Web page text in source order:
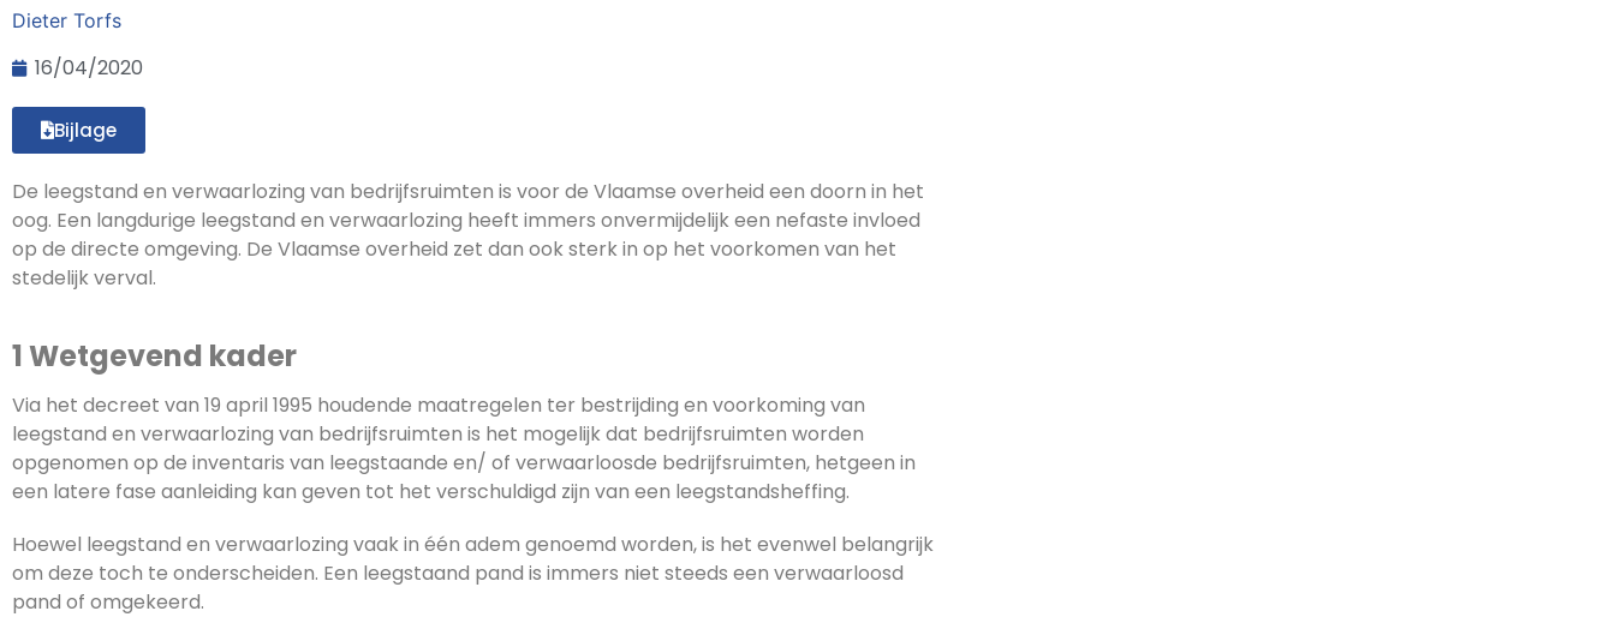
Dieter Torfs
16/04/2020
Bijlage
De leegstand en verwaarlozing van bedrijfsruimten is voor de Vlaamse overheid een doorn in het
oog. Een langdurige leegstand en verwaarlozing heeft immers onvermijdelijk een nefaste invloed
op de directe omgeving. De Vlaamse overheid zet dan ook sterk in op het voorkomen van het
stedelijk verval.
1 Wetgevend kader
Via het decreet van 19 april 1995 houdende maatregelen ter bestrijding en voorkoming van
leegstand en verwaarlozing van bedrijfsruimten is het mogelijk dat bedrijfsruimten worden
opgenomen op de inventaris van leegstaande en/ of verwaarloosde bedrijfsruimten, hetgeen in
een latere fase aanleiding kan geven tot het verschuldigd zijn van een leegstandsheffing.
Hoewel leegstand en verwaarlozing vaak in één adem genoemd worden, is het evenwel belangrijk
om deze toch te onderscheiden. Een leegstaand pand is immers niet steeds een verwaarloosd
pand of omgekeerd.